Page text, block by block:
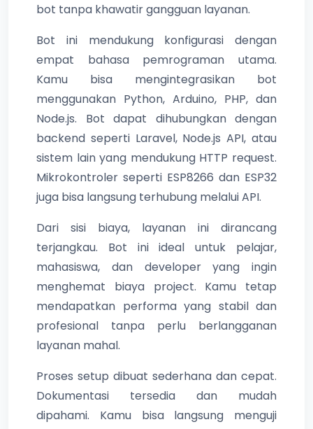
bot tanpa khawatir gangguan layanan.
Bot ini mendukung konfigurasi dengan
empat bahasa pemrograman utama.
Kamu bisa mengintegrasikan bot
menggunakan Python, Arduino, PHP, dan
Node.js. Bot dapat dihubungkan dengan
backend seperti Laravel, Node.js API, atau
sistem lain yang mendukung HTTP request.
Mikrokontroler seperti ESP8266 dan ESP32
juga bisa langsung terhubung melalui API.
Dari sisi biaya, layanan ini dirancang
terjangkau. Bot ini ideal untuk pelajar,
mahasiswa, dan developer yang ingin
menghemat biaya project. Kamu tetap
mendapatkan performa yang stabil dan
profesional tanpa perlu berlangganan
layanan mahal.
Proses setup dibuat sederhana dan cepat.
Dokumentasi tersedia dan mudah
dipahami. Kamu bisa langsung menguji